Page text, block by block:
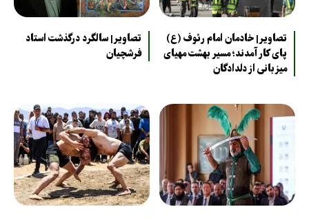
تصاویر| خادمان امام رئوف (ع)
پای کار آمدند؛ مسیر بهشت مهیای
میزبانی از دلدادگان
تصاویر| سالگرد درگذشت استاد
فرشچیان